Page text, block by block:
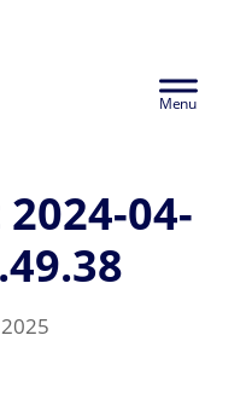
Header
04-